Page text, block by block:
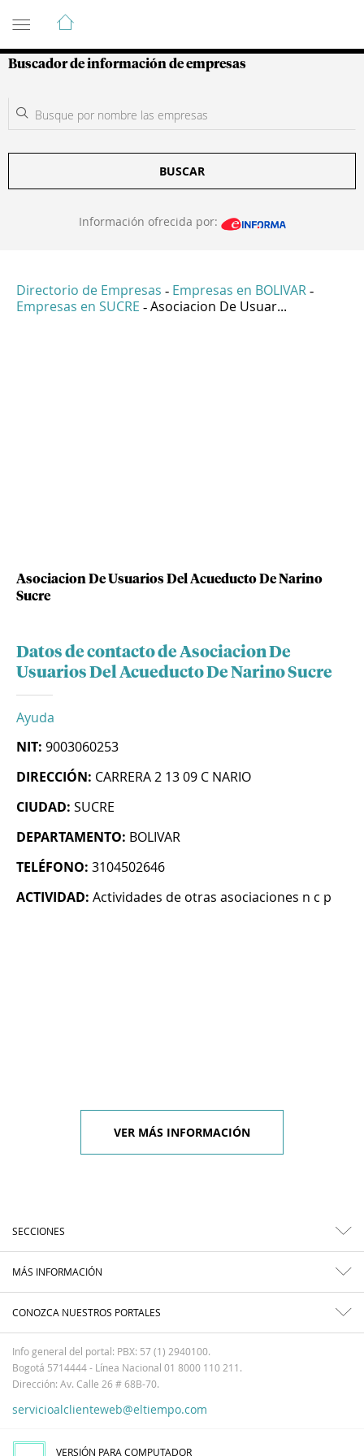
Guía de Empresas Colombianas
Buscador de información de empresas
BUSCAR
Información ofrecida por:
Directorio de Empresas - Empresas en BOLIVAR -
Empresas en SUCRE - Asociacion De Usuar...
Asociacion De Usuarios Del Acueducto De Narino
Sucre
Datos de contacto de Asociacion De
Usuarios Del Acueducto De Narino Sucre
Ayuda
NIT: 9003060253
DIRECCIÓN: CARRERA 2 13 09 C NARIO
CIUDAD: SUCRE
DEPARTAMENTO: BOLIVAR
TELÉFONO: 3104502646
ACTIVIDAD: Actividades de otras asociaciones n c p
VER MÁS INFORMACIÓN
SECCIONES
MÁS INFORMACIÓN
CONOZCA NUESTROS PORTALES
Info general del portal: PBX: 57 (1) 2940100.
Bogotá 5714444 - Línea Nacional 01 8000 110 211.
Dirección: Av. Calle 26 # 68B-70.
servicioalclienteweb@eltiempo.com
VERSIÓN PARA COMPUTADOR